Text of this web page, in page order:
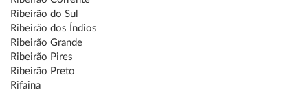
Ribeirão do Sul
Ribeirão dos Índios
Ribeirão Grande
Ribeirão Pires
Ribeirão Preto
Rifaina